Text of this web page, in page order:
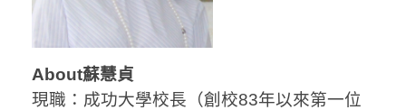
About蘇慧貞
現職：成功大學校長（創校83年以來第一位